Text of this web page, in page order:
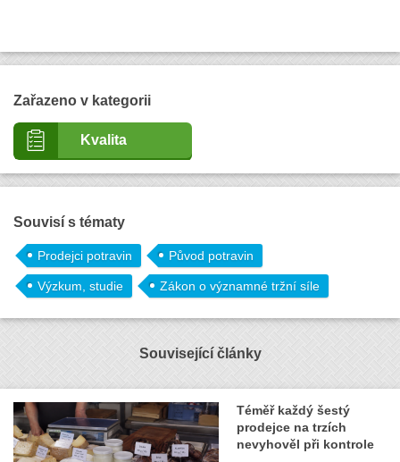
Zařazeno v kategorii
Kvalita
Souvisí s tématy
Prodejci potravin Původ potravin
Výzkum, studie Zákon o významné tržní síle
Související články
Téměř každý šestý
prodejce na trzích
nevyhověl při kontrole